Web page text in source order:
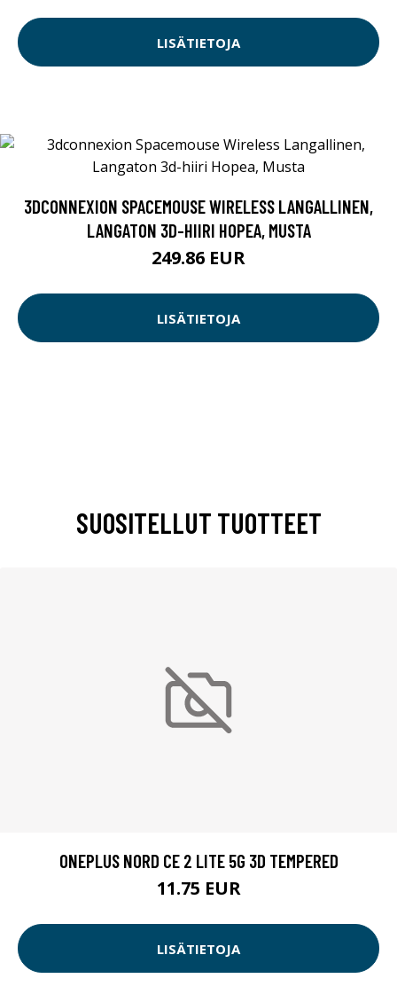
LISÄTIETOJA
3DCONNEXION SPACEMOUSE WIRELESS LANGALLINEN,
LANGATON 3D-HIIRI HOPEA, MUSTA
249.86 EUR
LISÄTIETOJA
SUOSITELLUT TUOTTEET
ONEPLUS NORD CE 2 LITE 5G 3D TEMPERED
11.75 EUR
LISÄTIETOJA